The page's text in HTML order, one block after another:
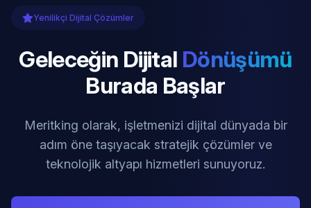
Yenilikçi Dijital Çözümler
Geleceğin Dijital Dönüşümü
Burada Başlar
Meritking olarak, işletmenizi dijital dünyada bir
adım öne taşıyacak stratejik çözümler ve
teknolojik altyapı hizmetleri sunuyoruz.